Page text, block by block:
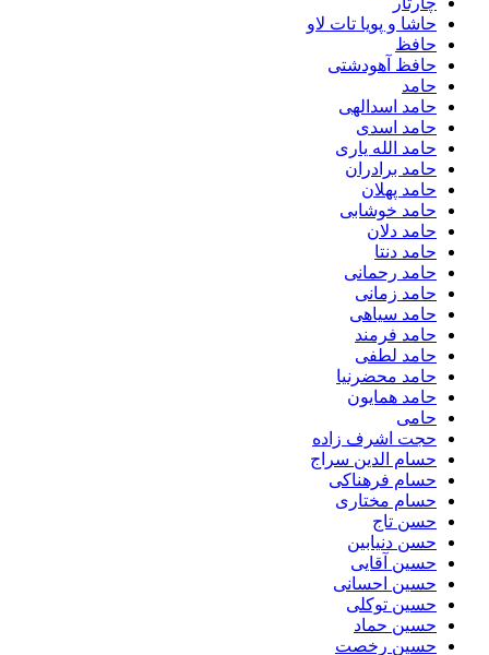
حاشا و پویا تات لاو
حافظ
حافظ آهودشتی
حامد
حامد اسدالهی
حامد اسدی
حامد الله یاری
حامد برادران
حامد پهلان
حامد خوشابی
حامد دلان
حامد دنتا
حامد رحمانی
حامد زمانی
حامد سیاهی
حامد فرمند
حامد لطفی
حامد محضرنیا
حامد همایون
حامی
حجت اشرف زاده
حسام الدین سراج
حسام فرهناکی
حسام مختاری
حسن تاج
حسن دنیابین
حسین آقایی
حسین احسانی
حسین توکلی
حسین حماد
حسین رخصت